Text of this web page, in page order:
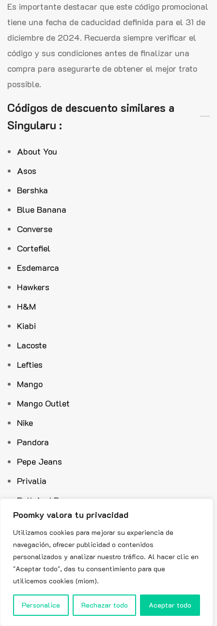
Poomky valora tu privacidad
Utilizamos cookies para mejorar su experiencia de
navegación, ofrecer publicidad o contenidos
personalizados y analizar nuestro tráfico. Al hacer clic en
"Aceptar todo", das tu consentimiento para que
utilicemos cookies (miom).
Personalice Rechazar todo Aceptar todo
Es importante destacar que este código promocional
tiene una fecha de caducidad definida para el 31 de
diciembre de 2024. Recuerda siempre verificar el
código y sus condiciones antes de finalizar una
compra para asegurarte de obtener el mejor trato
possible.
Códigos de descuento similares a
Singularu :
About You
Asos
Bershka
Blue Banana
Converse
Cortefiel
Esdemarca
Hawkers
H&M
Kiabi
Lacoste
Lefties
Mango
Mango Outlet
Nike
Pandora
Pepe Jeans
Privalia
Pull And Bear
Scalpers
Sivasdescalzo
Snipes
Spartoo
Springfield